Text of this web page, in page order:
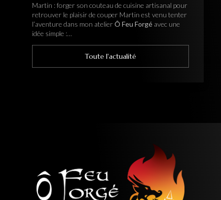
Martin : forger son couteau de cuisine artisanal pour
retrouver le plaisir de couper Martin est venu tenter
l’aventure dans mon atelierÔ Feu Forgé avec une
idée simple :…
Toute l'actualité